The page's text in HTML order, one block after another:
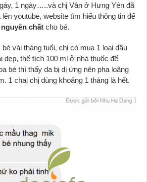
1 ngày…..và chị Vân ở Hưng Yên đã
youtube, website tìm hiểu thông tin để
chất cho bé.
vài tháng tuổi, chị có mua 1 loại dầu
dẹp, thể tích 100 ml ở nhà thuốc để
bé thì thấy da bị dị ứng nên pha loãng
1 chai chị dùng khoảng 1 tháng là hết.